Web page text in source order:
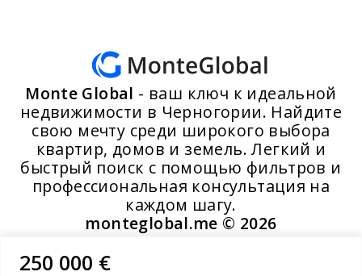
250 000 €
Monte Global - ваш ключ к идеальной
недвижимости в Черногории. Найдите
свою мечту среди широкого выбора
квартир, домов и земель. Легкий и
быстрый поиск с помощью фильтров и
профессиональная консультация на
каждом шагу.
monteglobal.me © 2026